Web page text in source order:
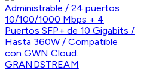
GRANDSTREAM